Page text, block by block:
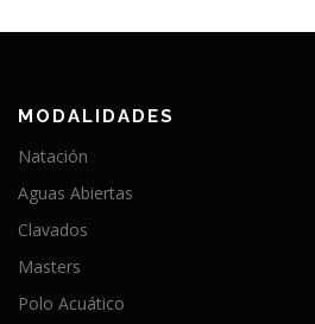
MODALIDADES
Natación
Aguas Abiertas
Clavados
Masters
Polo Acuático